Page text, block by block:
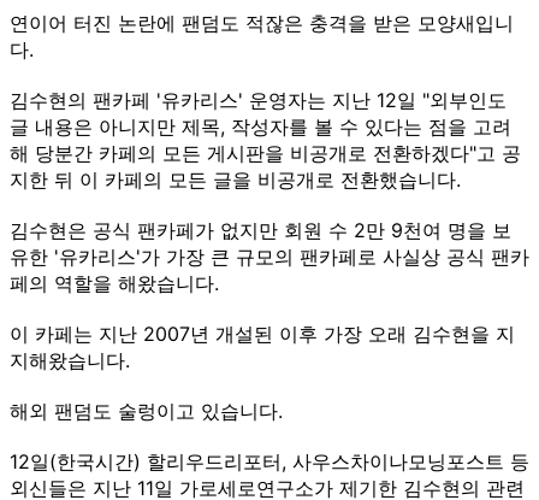
연이어 터진 논란에 팬덤도 적잖은 충격을 받은 모양새입니
다.
김수현의 팬카페 '유카리스' 운영자는 지난 12일 "외부인도
글 내용은 아니지만 제목, 작성자를 볼 수 있다는 점을 고려
해 당분간 카페의 모든 게시판을 비공개로 전환하겠다"고 공
지한 뒤 이 카페의 모든 글을 비공개로 전환했습니다.
김수현은 공식 팬카페가 없지만 회원 수 2만 9천여 명을 보
유한 '유카리스'가 가장 큰 규모의 팬카페로 사실상 공식 팬카
페의 역할을 해왔습니다.
이 카페는 지난 2007년 개설된 이후 가장 오래 김수현을 지
지해왔습니다.
해외 팬덤도 술렁이고 있습니다.
12일(한국시간) 할리우드리포터, 사우스차이나모닝포스트 등
외신들은 지난 11일 가로세로연구소가 제기한 김수현의 관련